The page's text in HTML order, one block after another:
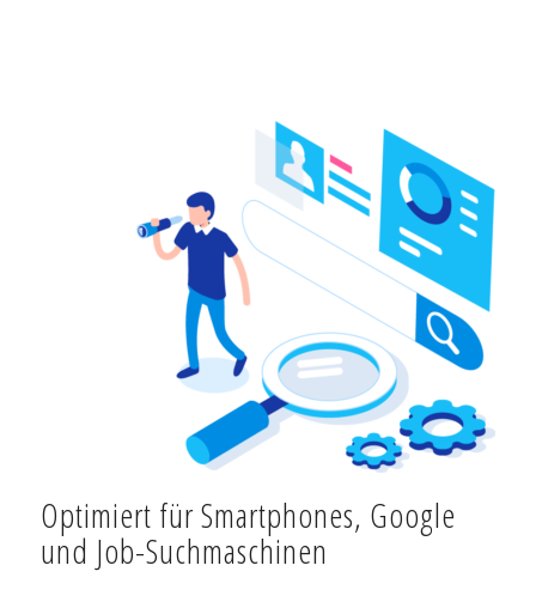
Optimiert für Smartphones, Google
und Job-Suchmaschinen